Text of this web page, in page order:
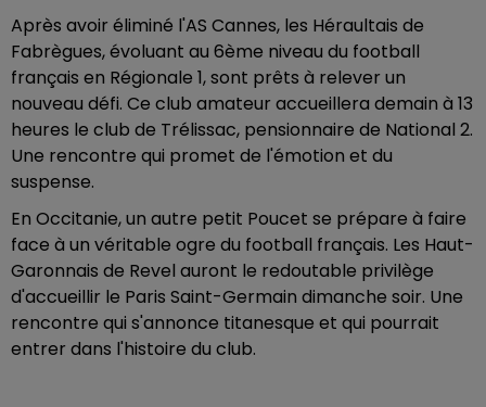
Après avoir éliminé l'AS Cannes, les Héraultais de
Fabrègues, évoluant au 6ème niveau du football
français en Régionale 1, sont prêts à relever un
nouveau défi. Ce club amateur accueillera demain à 13
heures le club de Trélissac, pensionnaire de National 2.
Une rencontre qui promet de l'émotion et du
suspense.
En Occitanie, un autre petit Poucet se prépare à faire
face à un véritable ogre du football français. Les Haut-
Garonnais de Revel auront le redoutable privilège
d'accueillir le Paris Saint-Germain dimanche soir. Une
rencontre qui s'annonce titanesque et qui pourrait
entrer dans l'histoire du club.